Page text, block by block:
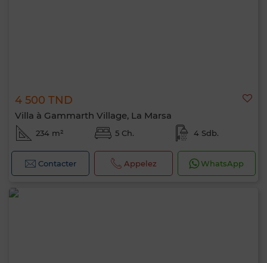
4 500 TND
Villa à Gammarth Village, La Marsa
234 m² 5 Ch. 4 Sdb.
Contacter Appelez WhatsApp